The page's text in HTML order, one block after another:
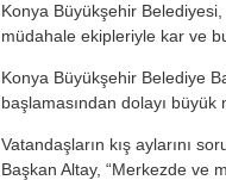
Konya Büyükşehir
müdahale ekipleriyle kar ve
Konya Büyükşehir Belediye
başlamasından dolayı büyük
Vatandaşların kış aylarını
Başkan Altay, “Merkezde ve